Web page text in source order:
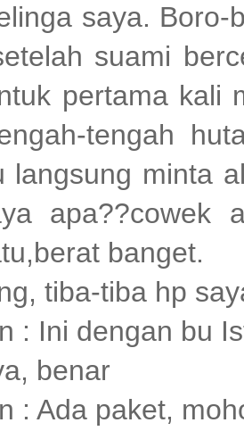
saya.
suami
pertama kali
tengah
langsung minta
apa??cowek
banget.
tiba-tiba hp
: Ini dengan bu
benar
: Ada paket,